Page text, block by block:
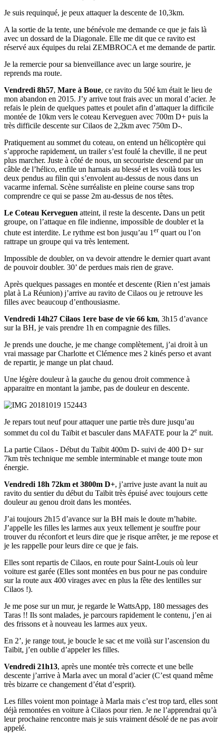
Je suis requinqué, je peux attaquer la descente de 10,3km.
A la sortie de la tente, une bénévole me demande ce que je fais là
avec un dossard de la Diagonale. Elle me dit que ce ravito est
réservé aux équipes du relai ZEMBROCA et me demande de partir.
Je la remercie pour sa bienveillance avec un large sourire, je
reprends ma route.
Vendredi 8h57, Mare à Boue, ce ravito du 50é km était le lieu de
mon abandon en 2015. J’y arrive tout frais avec un moral d’acier. Je
refais le plein de quelques pattes et poulet afin d’attaquer la difficile
montée de 10km vers le coteau Kerveguen avec 700m D+ puis la
très difficile descente sur Cilaos de 2,2km avec 750m D-.
Pratiquement au sommet du coteau, on entend un hélicoptère qui
s’approche rapidement, un trailer s’est foulé la cheville, il ne peut
plus marcher. Juste à côté de nous, un secouriste descend par un
câble de l’hélico, enfile un harnais au blessé et les voilà tous les
deux pendus au filin qui s’envolent au-dessus de nous dans un
vacarme infernal. Scène surréaliste en pleine course sans trop
comprendre ce qui se passe 2m au-dessus de nos têtes.
Le Coteau Kerveguen atteint, il reste la descente. Dans un petit
groupe, on l’attaque en file indienne, impossible de doubler et la
chute est interdite. Le rythme est bon jusqu’au 1 erquart ou l’on
rattrape un groupe qui va très lentement.
Impossible de doubler, on va devoir attendre le dernier quart avant
de pouvoir doubler. 30’ de perdues mais rien de grave.
Après quelques passages en montée et descente (Rien n’est jamais
plat à La Réunion) j’arrive au ravito de Cilaos ou je retrouve les
filles avec beaucoup d’enthousiasme.
Vendredi 14h27 Cilaos 1ere base de vie 66 km, 3h15 d’avance
sur la BH, je vais prendre 1h en compagnie des filles.
Je prends une douche, je me change complètement, j’ai droit à un
vrai massage par Charlotte et Clémence mes 2 kinés perso et avant
de repartir, je mange un plat chaud.
Une légère douleur à la gauche du genou droit commence à
apparaitre en montant la jambe, pas de douleur en descente.
Je repars tout neuf pour attaquer une partie très dure jusqu’au
sommet du col du Taïbit et basculer dans MAFATE pour la 2e nuit.
La partie Cilaos - Début du Taïbit 400m D- suivi de 400 D+ sur
7km très technique me semble interminable et mange toute mon
énergie.
Vendredi 18h 72km et 3800m D+, j’arrive juste avant la nuit au
ravito du sentier du début du Taïbit très épuisé avec toujours cette
douleur au genou droit dans les montées.
J’ai toujours 2h15 d’avance sur la BH mais le doute m’habite.
J’appelle les filles les larmes aux yeux tellement je souffre pour
trouver du réconfort et leurs dire que je risque arrêter, je me repose et
je les rappelle pour leurs dire ce que je fais.
Elles sont repartis de Cilaos, en route pour Saint-Louis où leur
voiture est garée (Elles sont montées en bus pour ne pas conduire
sur la route aux 400 virages avec en plus la fête des lentilles sur
Cilaos !).
Je me pose sur un mur, je regarde le WattsApp, 180 messages des
Taras !! Ils sont malades, je parcours rapidement le contenu, j’en ai
des frissons et à nouveau les larmes aux yeux.
En 2’, je range tout, je boucle le sac et me voilà sur l’ascension du
Taïbit, j’en oublie d’appeler les filles.
Vendredi 21h13, après une montée très correcte et une belle
descente j’arrive à Marla avec un moral d’acier (C’est quand même
très bizarre ce changement d’état d’esprit).
Les filles voient mon pointage à Marla mais c’est trop tard, elles sont
déjà remontées en voiture à Cilaos pour rien. Je ne l’apprendrai qu’à
leur prochaine rencontre mais je suis vraiment désolé de ne pas avoir
appelé.